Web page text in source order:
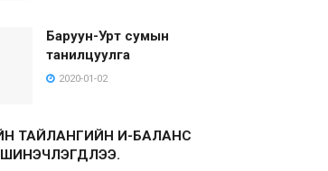
Баруун-Урт сумын
танилцуулга
2020-01-02
ТАЙЛАНГИЙН И-БАЛАНС